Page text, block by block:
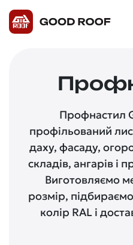
Профнастил
профільований
даху, фасаду,
складів, ангарів і
Виготовляємо
розмір,
колір RAL і